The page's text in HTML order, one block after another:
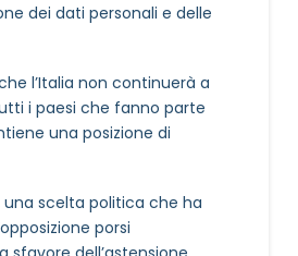
dei dati personali e delle
l’Italia non continuerà a
i paesi che fanno parte
una posizione di
scelta politica che ha
porsi